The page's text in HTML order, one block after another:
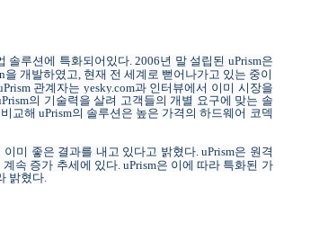
솔루션에 특화되어있다. 2006년 말 설립된 uPrism은
을 개발하였고, 현재 전 세계로 뻗어나가고 있는 중이
관계자는 yesky.com과인터뷰에서 이미 시장을
의 기술력을 살려 고객들의 개별 요구에 맞는 솔
비교해uPrism의 솔루션은 높은 가격의 하드웨어 코덱
이미 좋은 결과를 내고 있다고 밝혔다. uPrism은 원격
속 증가 추세에 있다. uPrism은 이에 따라 특화된 가
밝혔다.